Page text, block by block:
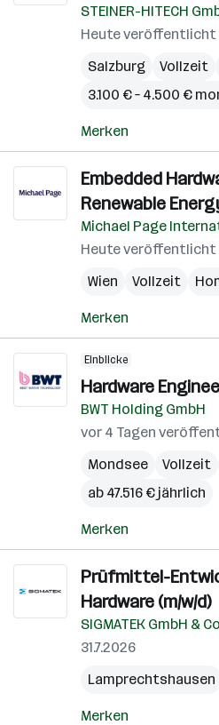
STEINER-HITECH
Heute veröffentlicht
Salzburg
Vollzeit
3.100 € – 4.500 €
Merken
Embedded
Renewable
Michael Page
Heute veröffentlicht
Wien
Vollzeit
Merken
Einblicke
Hardware
BWT Holding GmbH
vor 4 Tagen
Mondsee
Vollzeit
ab 47.516 € jährlich
Merken
Prüfmittel-
Hardware (m/w/d)
SIGMATEK GmbH &
31.7.2026
Lamprechtshausen
Merken